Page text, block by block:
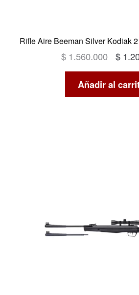
Rifle Aire Beeman Silver Kodiak
$1.560.000
El
precio
original
era:
$
Añadir al